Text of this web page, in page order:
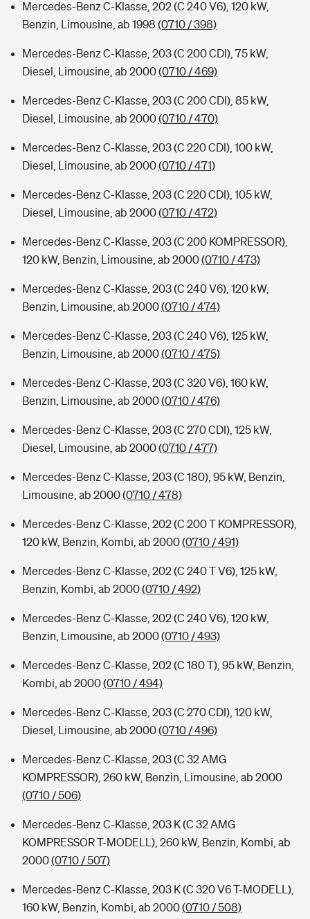
Mercedes-Benz C-Klasse, 202 (C 240 V6), 120 kW,
Benzin, Limousine, ab 1998 (0710 / 398)
Mercedes-Benz C-Klasse, 203 (C 200 CDI), 75 kW,
Diesel, Limousine, ab 2000(0710 / 469)
Mercedes-Benz C-Klasse, 203 (C 200 CDI), 85 kW,
Diesel, Limousine, ab 2000(0710 / 470)
Mercedes-Benz C-Klasse, 203 (C 220 CDI), 100 kW,
Diesel, Limousine, ab 2000(0710 / 471)
Mercedes-Benz C-Klasse, 203 (C 220 CDI), 105 kW,
Diesel, Limousine, ab 2000(0710 / 472)
Mercedes-Benz C-Klasse, 203 (C 200 KOMPRESSOR),
120 kW, Benzin, Limousine, ab 2000(0710 / 473)
Mercedes-Benz C-Klasse, 203 (C 240 V6), 120 kW,
Benzin, Limousine, ab 2000(0710 / 474)
Mercedes-Benz C-Klasse, 203 (C 240 V6), 125 kW,
Benzin, Limousine, ab 2000(0710 / 475)
Mercedes-Benz C-Klasse, 203 (C 320 V6), 160 kW,
Benzin, Limousine, ab 2000(0710 / 476)
Mercedes-Benz C-Klasse, 203 (C 270 CDI), 125 kW,
Diesel, Limousine, ab 2000(0710 / 477)
Mercedes-Benz C-Klasse, 203 (C 180), 95 kW, Benzin,
Limousine, ab 2000(0710 / 478)
Mercedes-Benz C-Klasse, 202 (C 200 T KOMPRESSOR),
120 kW, Benzin, Kombi, ab 2000(0710 / 491)
Mercedes-Benz C-Klasse, 202 (C 240 T V6), 125 kW,
Benzin, Kombi, ab 2000(0710 / 492)
Mercedes-Benz C-Klasse, 202 (C 240 V6), 120 kW,
Benzin, Limousine, ab 2000(0710 / 493)
Mercedes-Benz C-Klasse, 202 (C 180 T), 95 kW, Benzin,
Kombi, ab 2000(0710 / 494)
Mercedes-Benz C-Klasse, 203 (C 270 CDI), 120 kW,
Diesel, Limousine, ab 2000(0710 / 496)
Mercedes-Benz C-Klasse, 203 (C 32 AMG
KOMPRESSOR), 260 kW, Benzin, Limousine, ab 2000
(0710 / 506)
Mercedes-Benz C-Klasse, 203 K (C 32 AMG
KOMPRESSOR T-MODELL), 260 kW, Benzin, Kombi, ab
2000(0710 / 507)
Mercedes-Benz C-Klasse, 203 K (C 320 V6 T-MODELL),
160 kW, Benzin, Kombi, ab 2000(0710 / 508)